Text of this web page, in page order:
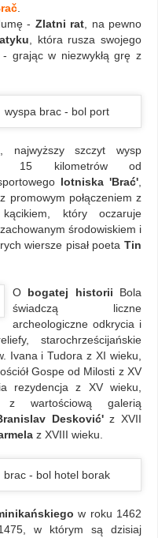
- Zlatni rat , na pewno
, która rusza swojego
grając w niezwykłą grę z
, najwyższy szczyt wysp
15 kilometrów od
lotniska 'Brać'
promowym połączeniem z
który oczaruje
środowiskiem i
wiersze pisał poeta Tin
O bogatej historii Bola
świadczą liczne
archeologiczne odkrycia i
starochrześcijańskie
Ivana i Tudora z XI wieku,
Gospe od Milosti z XV
rezydencja z XV wieku,
z wartościową galerią
Desković'z XVII
z XVIII wieku.
w roku 1462
w którym są dzisiaj